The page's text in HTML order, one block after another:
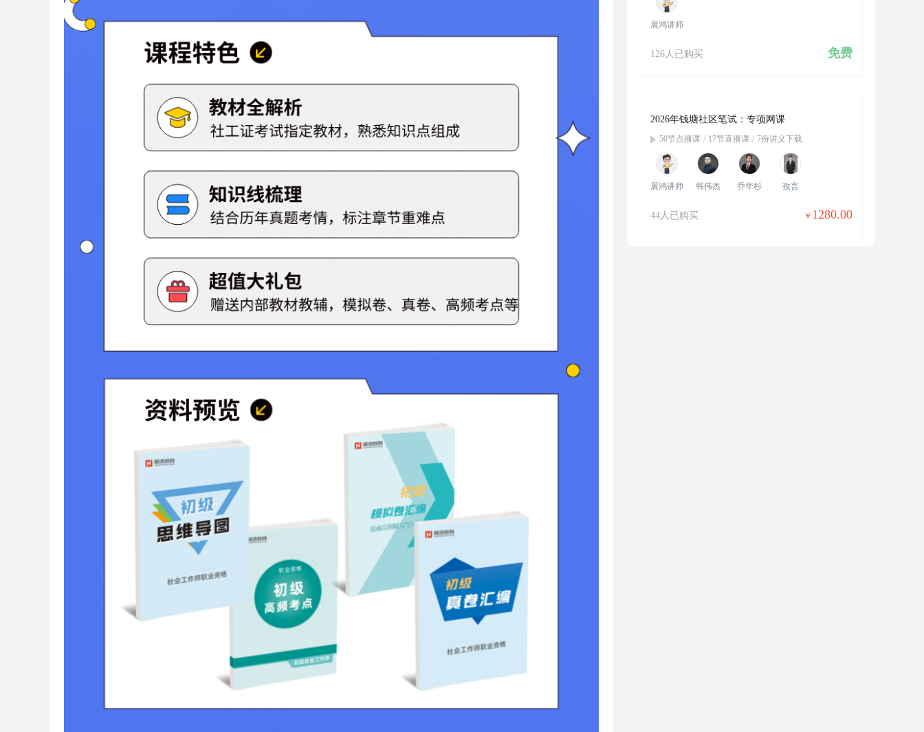
展鸿讲师
126 免费
2026年钱塘社区笔试：专项网课
50节点播课 / 17节直播课 / 7份讲义下载
展鸿讲师 韩伟杰 乔华杉 孜言
44 1280.00